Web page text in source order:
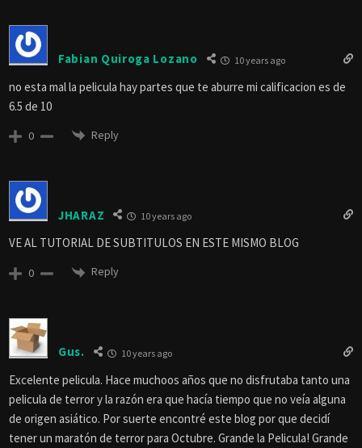
Fabian Quiroga Lozano 10 years ago
no esta mal la pelicula hay partes que te aburre mi calificacion es de
6.5 de 10
0 Reply
JHARAZ 10 years ago
VE AL TUTORIAL DE SUBTITULOS EN ESTE MISMO BLOG
0 Reply
Gus. 10 years ago
Excelente pelicula. Hace muchoos años que no disfrutaba tanto una
pelicula de terror y la razón era que hacía tiempo que no veía alguna
de origen asiático. Por suerte encontré este blog por que decidí
tener un maratón de terror para Octubre. Grande la Pelicula! Grande